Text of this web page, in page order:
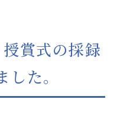
EN
ついて
賞式の採録
た。